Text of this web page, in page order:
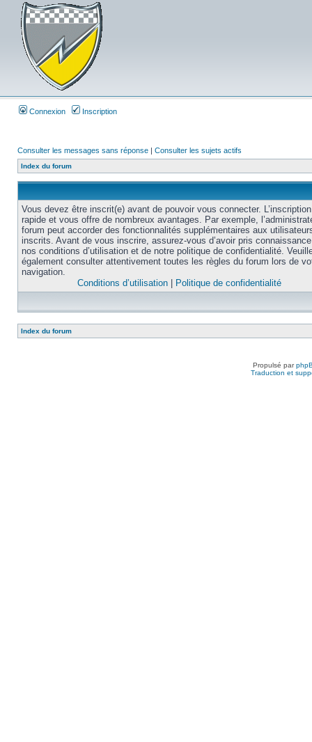
Connexion Inscription
Consulter les messages sans réponse | Consulter les sujets actifs
Index du forum
Vous devez être inscrit(e) avant de pouvoir vous connecter.
rapide et vous offre de nombreux avantages. Par exemple,
forum peut accorder des fonctionnalités supplémentaires aux
inscrits. Avant de vous inscrire, assurez-vous d’avoir pris
nos conditions d’utilisation et de notre politique de confidentialité.
également consulter attentivement toutes les règles du forum lors de
navigation.
Conditions d’utilisation
Politique de confidentialité
Index du forum
Propulsé par
Traduction et